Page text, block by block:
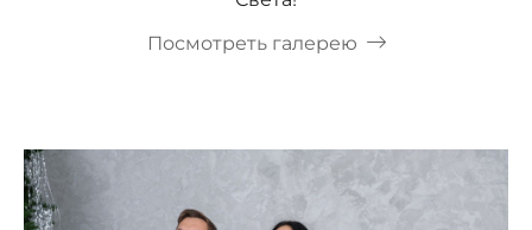
Посмотреть галерею